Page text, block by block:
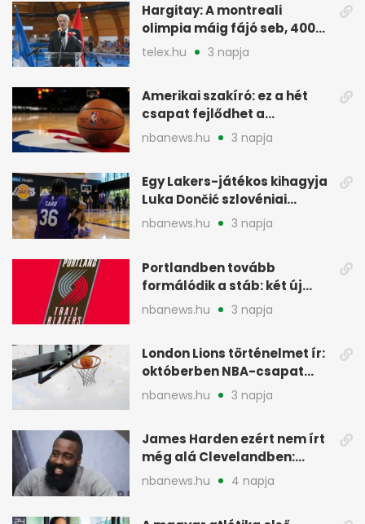
Hargitay: A montreali
olimpia máig fájó seb, 400
vegyesen 4. lett
telex.hu 3 napja
Amerikai szakíró: ez a hét
csapat fejlődhet a
legtöbbet az NBA-ben
nbanews.hu 3 napja
Egy Lakers-játékos kihagyja
Luka Dončić szlovéniai
minicampjét
nbanews.hu 3 napja
Portlandben tovább
formálódik a stáb: két új
szakember a Blazersnél
nbanews.hu 3 napja
London Lions történelmet ír:
októberben NBA-csapat
ellen lép pályára
nbanews.hu 3 napja
James Harden ezért nem írt
még alá Clevelandben:
pénzügyi okok
nbanews.hu 4 napja